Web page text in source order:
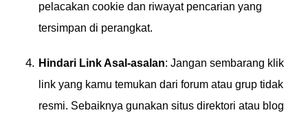
pelacakan cookie dan riwayat pencarian yang
tersimpan di perangkat.
Hindari Link Asal-asalan: Jangan sembarang klik
link yang kamu temukan dari forum atau grup tidak
resmi. Sebaiknya gunakan situs direktori atau blog